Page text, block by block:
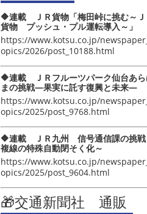
🔶連載 ＪＲ貨物「梅田峠に挑む～Ｊ
貨物 プッシュ・プル運転導入～」
https://www.kotsu.co.jp/
opics/2026/post_10188.html
🔶連載 ＪＲフルーツパーク仙台あ
まの挑戦―果実に託す復興と未来―
https://www.kotsu.co.jp/
opics/2025/post_9768.html
🔶連載 ＪＲ九州 信号通信課の挑戦
複線の特殊自動閉そく化～
https://www.kotsu.co.jp/
opics/2025/post_9604.html
🎁交通新聞社 通販